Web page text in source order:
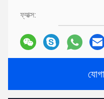
ফ্যাক্স: